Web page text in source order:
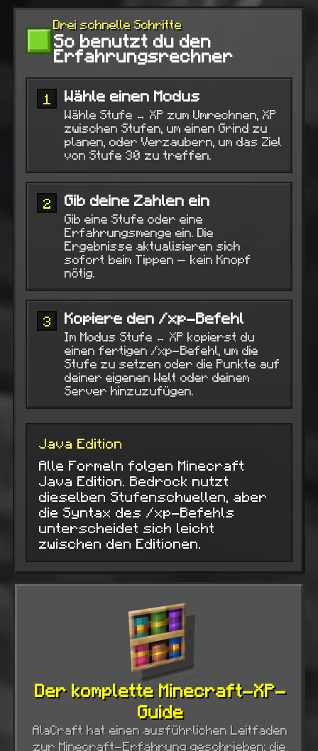
Drei schnelle Schritte
So benutzt du den
Erfahrungsrechner
1 Wähle einen Modus
Wähle Stufe ↔ XP zum Umrechnen, XP
zwischen Stufen, um einen Grind zu
planen, oder Verzaubern, um das Ziel
von Stufe 30 zu treffen.
2 Gib deine Zahlen ein
Gib eine Stufe oder eine
Erfahrungsmenge ein. Die
Ergebnisse aktualisieren sich
sofort beim Tippen — kein Knopf
nötig.
3 Kopiere den /xp-Befehl
Im Modus Stufe ↔ XP kopierst du
einen fertigen /xp-Befehl, um die
Stufe zu setzen oder die Punkte auf
deiner eigenen Welt oder deinem
Server hinzuzufügen.
Java Edition
Alle Formeln folgen Minecraft
Java Edition. Bedrock nutzt
dieselben Stufenschwellen, aber
die Syntax des /xp-Befehls
unterscheidet sich leicht
zwischen den Editionen.
Der komplette Minecraft-XP-
Guide
AlaCraft hat einen ausführlichen Leitfaden
zur Minecraft-Erfahrung geschrieben: die